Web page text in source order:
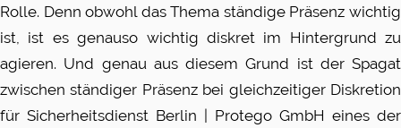
Rolle. Denn obwohl das Thema ständige Präsenz wichtig
ist, ist es genauso wichtig diskret im Hintergrund zu
agieren. Und genau aus diesem Grund ist der Spagat
zwischen ständiger Präsenz bei gleichzeitiger Diskretion
für Sicherheitsdienst Berlin | Protego GmbH eines der